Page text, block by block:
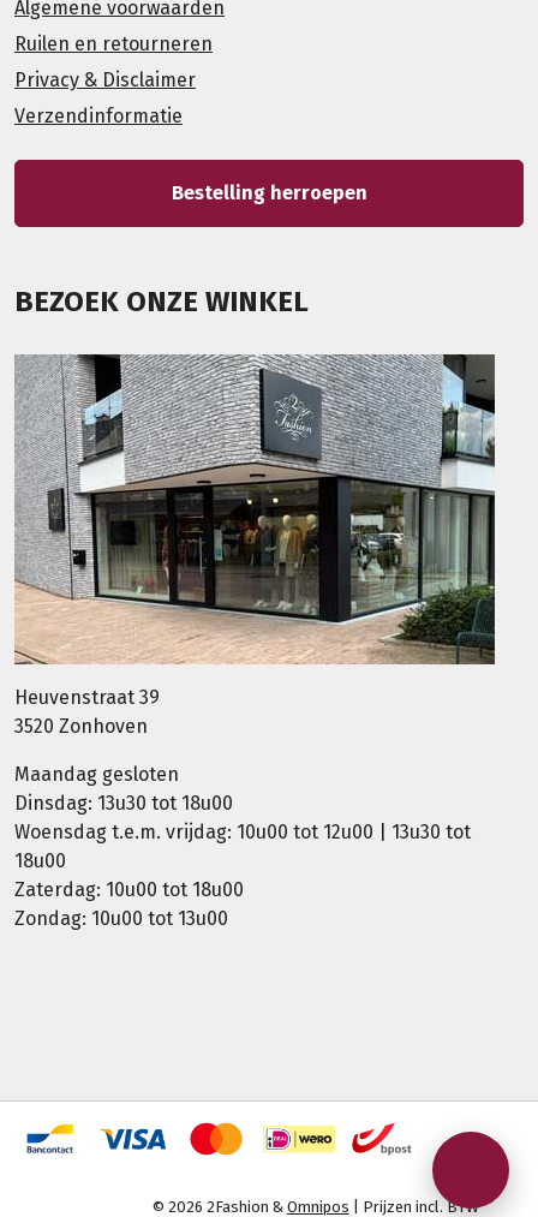
Algemene voorwaarden
Ruilen en retourneren
Privacy & Disclaimer
Verzendinformatie
Bestelling herroepen
BEZOEK ONZE WINKEL
Heuvenstraat 39
3520 Zonhoven
Maandag gesloten
Dinsdag: 13u30 tot 18u00
Woensdag t.e.m. vrijdag: 10u00 tot 12u00 | 13u30 tot
18u00
Zaterdag: 10u00 tot 18u00
Zondag: 10u00 tot 13u00
© 2026 2Fashion & Omnipos | Prijzen incl. BTW